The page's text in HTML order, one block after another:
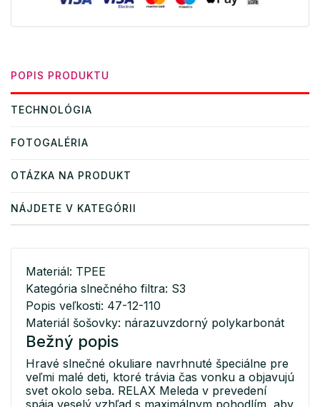
POPIS PRODUKTU
TECHNOLÓGIA
FOTOGALÉRIA
OTÁZKA NA PRODUKT
NÁJDETE V KATEGÓRII
Materiál: TPEE
Kategória slnečného filtra: S3
Popis veľkosti: 47-12-110
Materiál šošovky: nárazuvzdorný polykarbonát
Bežný popis
Hravé slnečné okuliare navrhnuté špeciálne pre
veľmi malé deti, ktoré trávia čas vonku a objavujú
svet okolo seba. RELAX Meleda v prevedení